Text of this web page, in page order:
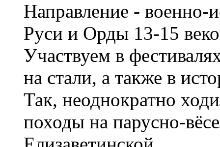
Направление - военно-
Руси и Орды 13-15
Участвуем в
на стали, а также в
Так, неоднократно
походы на парусно-